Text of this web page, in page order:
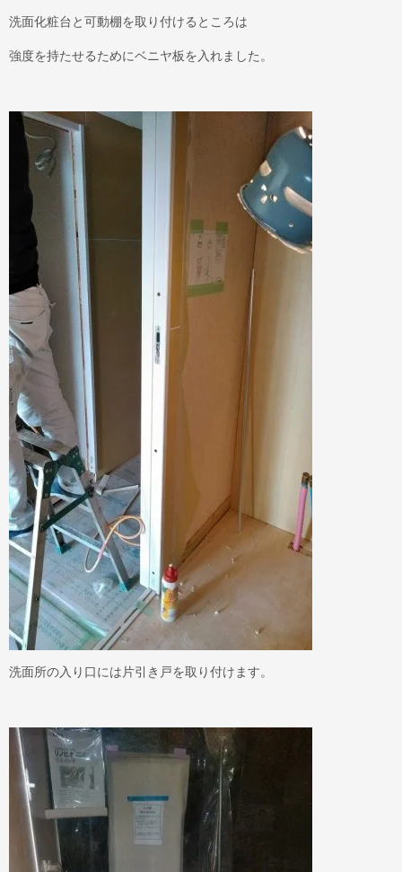
洗面化粧台と可動棚を取り付けるところは
強度を持たせるためにベニヤ板を入れました。
洗面所の入り口には片引き戸を取り付けます。